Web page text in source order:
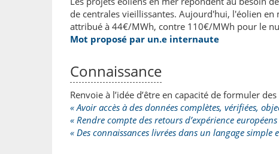
de centrales vieillissantes. Aujourd'hui, l'éolien
attribué à 44€/MWh, contre 110€/MWh pour le
Mot proposé par un.e internaute
Connaissance
Renvoie à l’idée d’être en capacité de formuler
« Avoir accès à des données complètes, vérifiées,
« Rendre compte des retours d’expérience européens
« Des connaissances livrées dans un langage